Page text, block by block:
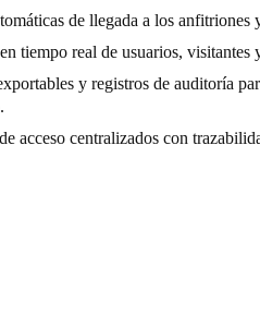
de llegada a los anfitriones
tiempo real de usuarios, visitantes
y registros de auditoría
acceso centralizados con